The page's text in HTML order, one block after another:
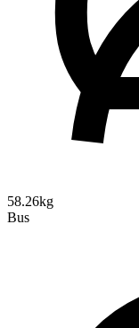
58.26kg
Bus